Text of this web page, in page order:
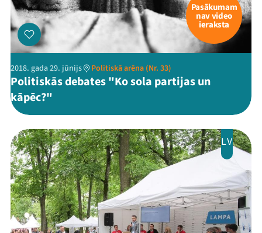
Pasākumam
nav video
ieraksta
2018. gada 29. jūnijs Politiskā arēna (Nr. 33)
Politiskās debates "Ko sola partijas un
kāpēc?"
LV